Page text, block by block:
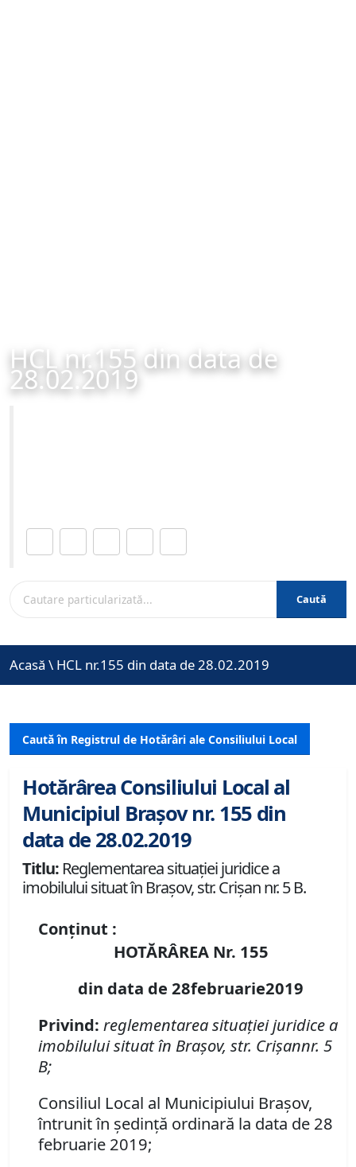
HCL nr.155 din data de
28.02.2019
Caută
Acasă \ HCL nr.155 din data de 28.02.2019
Caută în Registrul de Hotărâri ale Consiliului Local
Hotărârea Consiliului Local al
Municipiul Brașov nr. 155 din
data de 28.02.2019
Titlu: Reglementarea situaţiei juridice a
imobilului situat în Braşov, str. Crişan nr. 5 B.
Conținut :
HOTĂRÂREA Nr. 155
din data de 28februarie2019
Privind: reglementarea situaţiei juridice a
imobilului situat în Braşov, str. Crişannr. 5
B;
Consiliul Local al Municipiului Braşov,
întrunit în şedinţă ordinară la data de 28
februarie 2019;